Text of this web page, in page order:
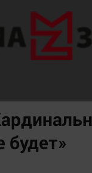
будет»